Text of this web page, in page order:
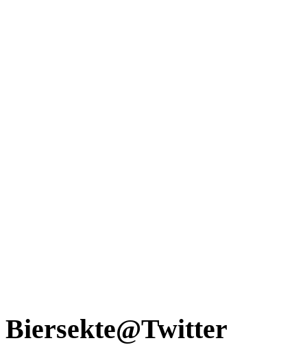
Biersekte@Twitter